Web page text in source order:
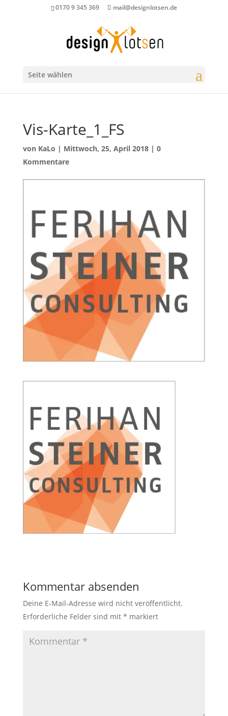
0170 9 345 369 mail@designlotsen.de
Seite wählen
Vis-Karte_1_FS
von KaLo | Mittwoch, 25, April 2018| 0
Kommentare
Kommentar absenden
Deine E-Mail-Adresse wird nicht veröffentlicht.
Erforderliche Felder sind mit * markiert